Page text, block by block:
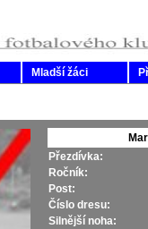
Mladší žáci
Přezdívka:
Ročník:
Post:
Číslo dresu:
Silnější noha: